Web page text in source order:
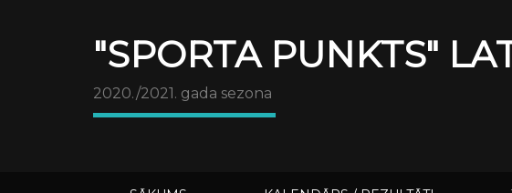
"SPORTA PUNKTS"
2020./2021. gada sezona